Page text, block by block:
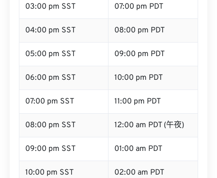
03:00 pm SST 07:00 pm PDT
04:00 pm SST 08:00 pm PDT
05:00 pm SST 09:00 pm PDT
06:00 pm SST 10:00 pm PDT
07:00 pm SST 11:00 pm PDT
08:00 pm SST 12:00 am PDT (午夜)
09:00 pm SST 01:00 am PDT
10:00 pm SST 02:00 am PDT